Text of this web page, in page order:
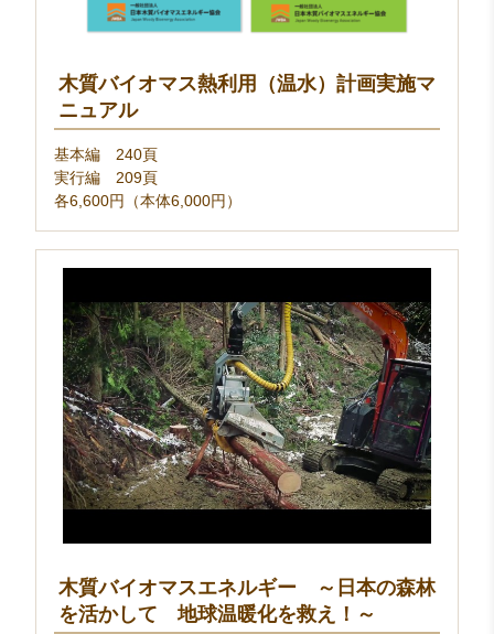
木質バイオマス熱利用（温水）計画実施マ
ニュアル
基本編 240頁
実行編 209頁
各6,600円（本体6,000円）
木質バイオマスエネルギー ～日本の森林
を活かして 地球温暖化を救え！～